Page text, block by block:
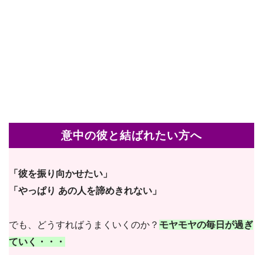
意中の彼と結ばれたい方へ
「彼を振り向かせたい」
「やっぱり あの人を諦めきれない」
でも、どうすればうまくいくのか？ モヤモヤの毎日が過ぎ
ていく・・・